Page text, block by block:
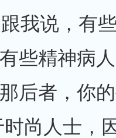
我说，有
些精神病
后者，你
尚人士，